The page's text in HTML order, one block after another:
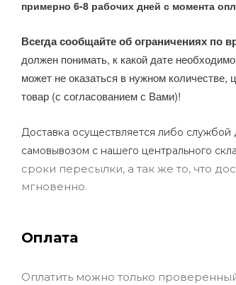
примерно 6-8 рабочих дней с момента
Всегда сообщайте об ограничениях по
должен понимать, к какой дате
может не оказаться в нужном количестве,
товар (с согласованием с Вами)!
Доставка осуществляется либо
самовывозом с нашего центрального
сроки пересылки, а так же то, что
мгновенно.
Оплата
Оплатить можно только